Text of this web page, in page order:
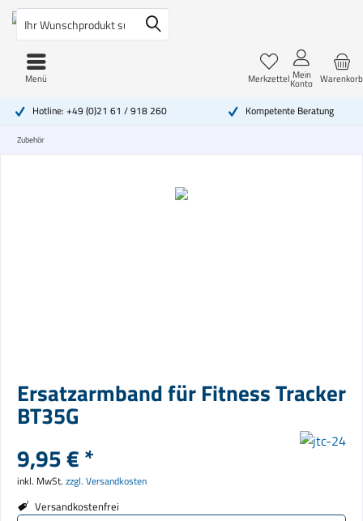
Hotline: +49 (0)21 61 / 918 260 Kompetente Beratung
Warenkorb
Merkzettel Mein
Konto
Menü
Zubehör
Ersatzarmband für Fitness Tracker
BT35G
9,95 € *
inkl. MwSt. zzgl. Versandkosten
Versandkostenfrei